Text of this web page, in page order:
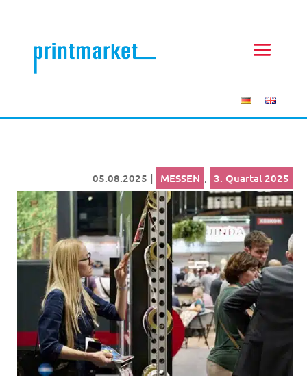
05.08.2025 | MESSEN , 3. Quartal 2025